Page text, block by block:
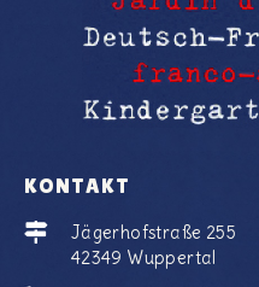
KONTAKT
Jägerhofstraße 255
42349 Wuppertal